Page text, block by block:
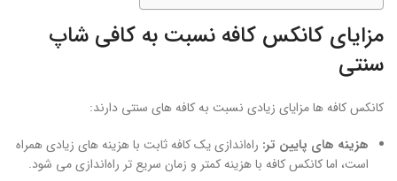
مزایای کانکس کافه نسبت به کافی‌ شاپ
سنتی
کانکس کافه‌ ها مزایای زیادی نسبت به کافه‌ های سنتی دارند:
هزینه‌ های پایین‌ تر: راه‌اندازی یک کافه ثابت با هزینه‌ های زیادی همراه
است، اما کانکس کافه با هزینه کمتر و زمان سریع‌ تر راه‌اندازی می‌ شود.